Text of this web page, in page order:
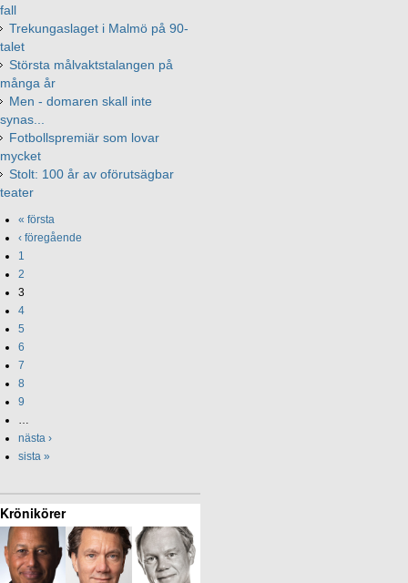
fall
Trekungaslaget i Malmö på 90-
talet
Största målvaktstalangen på
många år
Men - domaren skall inte
synas...
Fotbollspremiär som lovar
mycket
Stolt: 100 år av oförutsägbar
teater
« första
‹ föregående
1
2
3
4
5
6
7
8
9
nästa ›
sista »
Krönikörer